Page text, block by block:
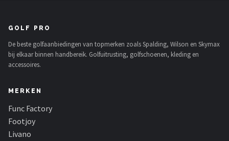
GOLF PRO
De beste golfaanbiedingen van topmerken zoals Spalding, Wilson en Skymax
bij elkaar binnen handbereik. Golfuitrusting, golfschoenen, kleding en
accessoires.
MERKEN
Func Factory
Footjoy
Livano